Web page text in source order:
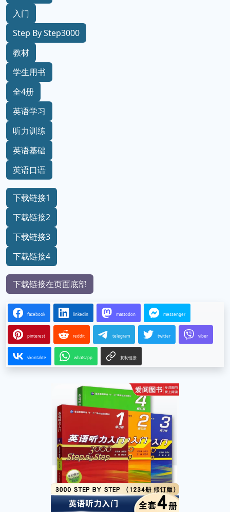
入门
Step By Step3000
教材
学生用书
全4册
英语学习
听力训练
英语基础
英语口语
下载链接1
下载链接2
下载链接3
下载链接4
下载链接在页面底部
facebook linkedin mastodon messenger
pinterest reddit telegram twitter viber
vkontakte whatsapp 复制链接